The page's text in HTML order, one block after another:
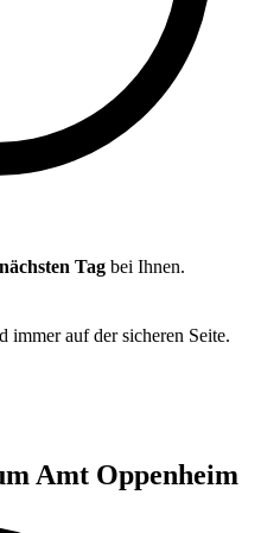
nächsten Tag bei Ihnen.
auf der sicheren Seite.
Amt Oppenheim